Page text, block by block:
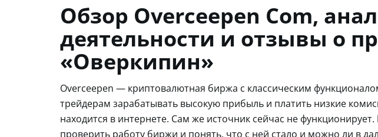
Обзор Overceepen Com,
деятельности и отзывы о
«Оверкипин»
Overceepen — криптовалютная биржа с классическим
трейдерам зарабатывать высокую прибыль и платить низкие
находится в интернете. Сам же источник сейчас не
проверить работу биржи и понять, что с ней стало и можно ли в